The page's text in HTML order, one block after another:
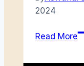
2024
Read More